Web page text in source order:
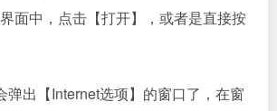
面中，点击【打开】，或者是直接按
弹出【Internet选项】的窗口了，在窗